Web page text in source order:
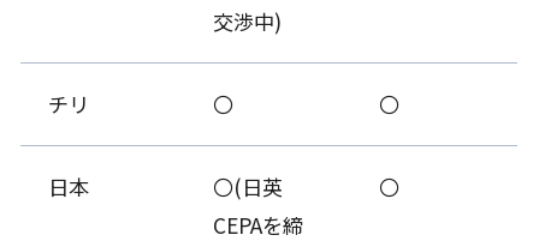
交渉中)
チリ 〇 〇
日本
〇(日英
CEPAを締
〇